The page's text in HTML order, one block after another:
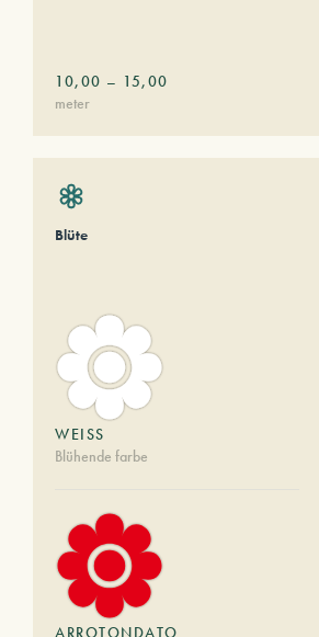
10,00 – 15,00
meter
Blüte
WEISS
Blühende farbe
ARROTONDATO